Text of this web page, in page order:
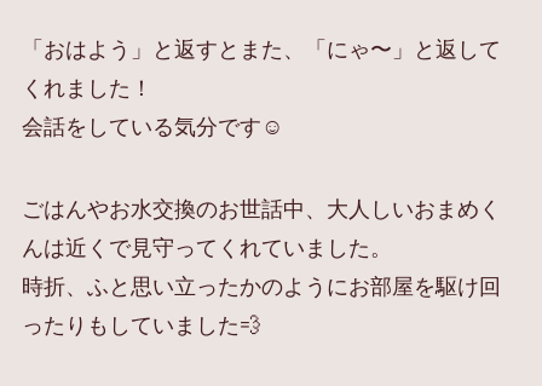
「おはよう」と返すとまた、「にゃ〜」と返して
くれました！
会話をしている気分です☺️
ごはんやお水交換のお世話中、大人しいおまめく
んは近くで見守ってくれていました。
時折、ふと思い立ったかのようにお部屋を駆け回
ったりもしていました💨